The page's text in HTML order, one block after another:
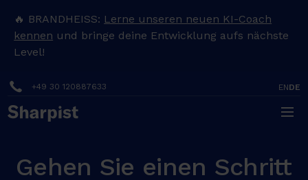
🔥 BRANDHEISS: Lerne unseren neuen KI-Coach
kennen und bringe deine Entwicklung aufs nächste
Level!
+49 30 120887633 ENDE
Gehen Sie einen Schritt